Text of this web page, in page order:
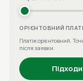
ОРІЄНТОВНИЙ
Платіж орієнтовний.
після заявки.